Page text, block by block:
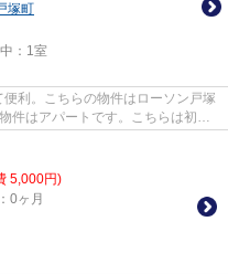
塚町
： 1室
利。こちらの物件はローソン戸塚
件はアパートです。こちらは初期
5,000円)
0ヶ月